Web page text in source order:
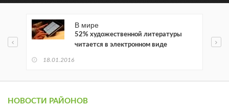
В мире
52% художественной литературы
читается в электронном виде
18.01.2016
НОВОСТИ РАЙОНОВ